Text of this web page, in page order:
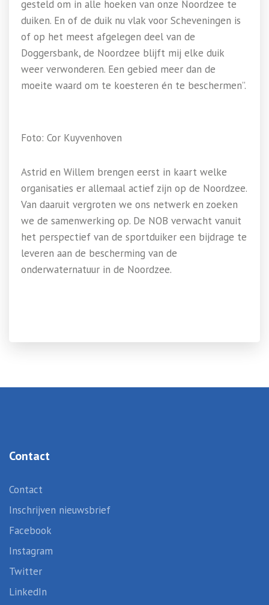
gesteld om in alle hoeken van onze Noordzee te
duiken. En of de duik nu vlak voor Scheveningen is
of op het meest afgelegen deel van de
Doggersbank, de Noordzee blijft mij elke duik
weer verwonderen. Een gebied meer dan de
moeite waard om te koesteren én te beschermen”.
Foto: Cor Kuyvenhoven
Astrid en Willem brengen eerst in kaart welke
organisaties er allemaal actief zijn op de Noordzee.
Van daaruit vergroten we ons netwerk en zoeken
we de samenwerking op. De NOB verwacht vanuit
het perspectief van de sportduiker een bijdrage te
leveren aan de bescherming van de
onderwaternatuur in de Noordzee.
Contact
Contact
Inschrijven nieuwsbrief
Facebook
Instagram
Twitter
LinkedIn